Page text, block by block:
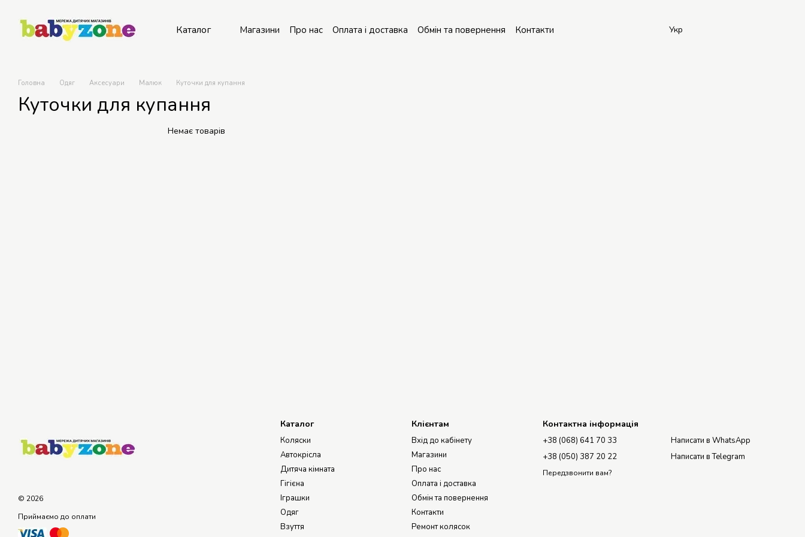
Каталог Магазини Про нас Оплата і доставка Обмін та повернення
Контакти
Укр
Головна Одяг Аксесуари Малюк Куточки для купання
Куточки для купання
Немає товарів
© 2026
Приймаємо до оплати
Каталог
Коляски
Автокрісла
Дитяча кімната
Гігієна
Іграшки
Одяг
Взуття
Клієнтам
Вхід до кабінету
Магазини
Про нас
Оплата і доставка
Обмін та повернення
Контакти
Ремонт колясок
Контактна інформація
+38 (068) 641 70 33
+38 (050) 387 20 22
Передзвонити вам?
Написати в WhatsApp
Написати в Telegram